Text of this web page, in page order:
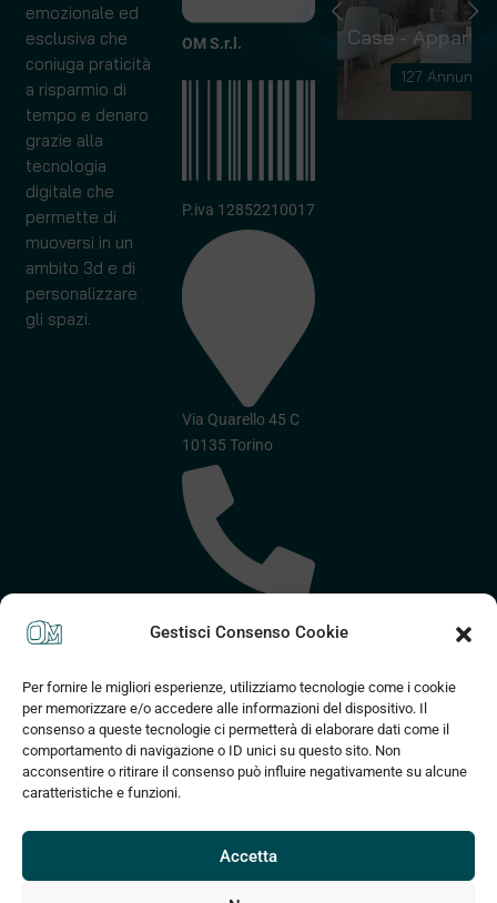
Gestisci Consenso Cookie
Per fornire le migliori esperienze, utilizziamo tecnologie come i cookie
per memorizzare e/o accedere alle informazioni del dispositivo. Il
consenso a queste tecnologie ci permetterà di elaborare dati come il
comportamento di navigazione o ID unici su questo sito. Non
acconsentire o ritirare il consenso può influire negativamente su alcune
caratteristiche e funzioni.
Accetta
emozionale ed
esclusiva che
coniuga praticità
a risparmio di
tempo e denaro
grazie alla
tecnologia
digitale che
permette di
muoversi in un
ambito 3d e di
personalizzare
gli spazi.
OM S.r.l.
P.iva 12852210017
Via Quarello 45 C
10135 Torino
2589
Capannoni
10 Annunci
Case -
127 Annunci